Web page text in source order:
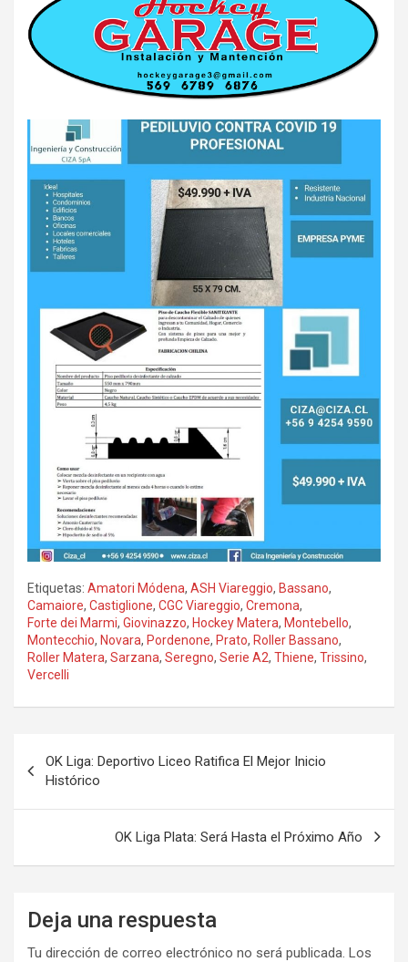
Etiquetas: Amatori Módena, ASH Viareggio, Bassano,
Camaiore, Castiglione, CGC Viareggio, Cremona,
Forte dei Marmi, Giovinazzo, Hockey Matera, Montebello,
Montecchio, Novara, Pordenone, Prato, Roller Bassano,
Roller Matera, Sarzana, Seregno, Serie A2, Thiene, Trissino,
Vercelli
de
entradas
OK Liga: Deportivo Liceo Ratifica El Mejor Inicio
Histórico
OK Liga Plata: Será Hasta el Próximo Año
Deja una respuesta
Tu dirección de correo electrónico no será publicada. Los